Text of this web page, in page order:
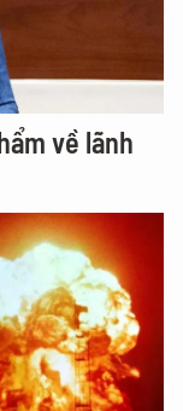
về lãnh